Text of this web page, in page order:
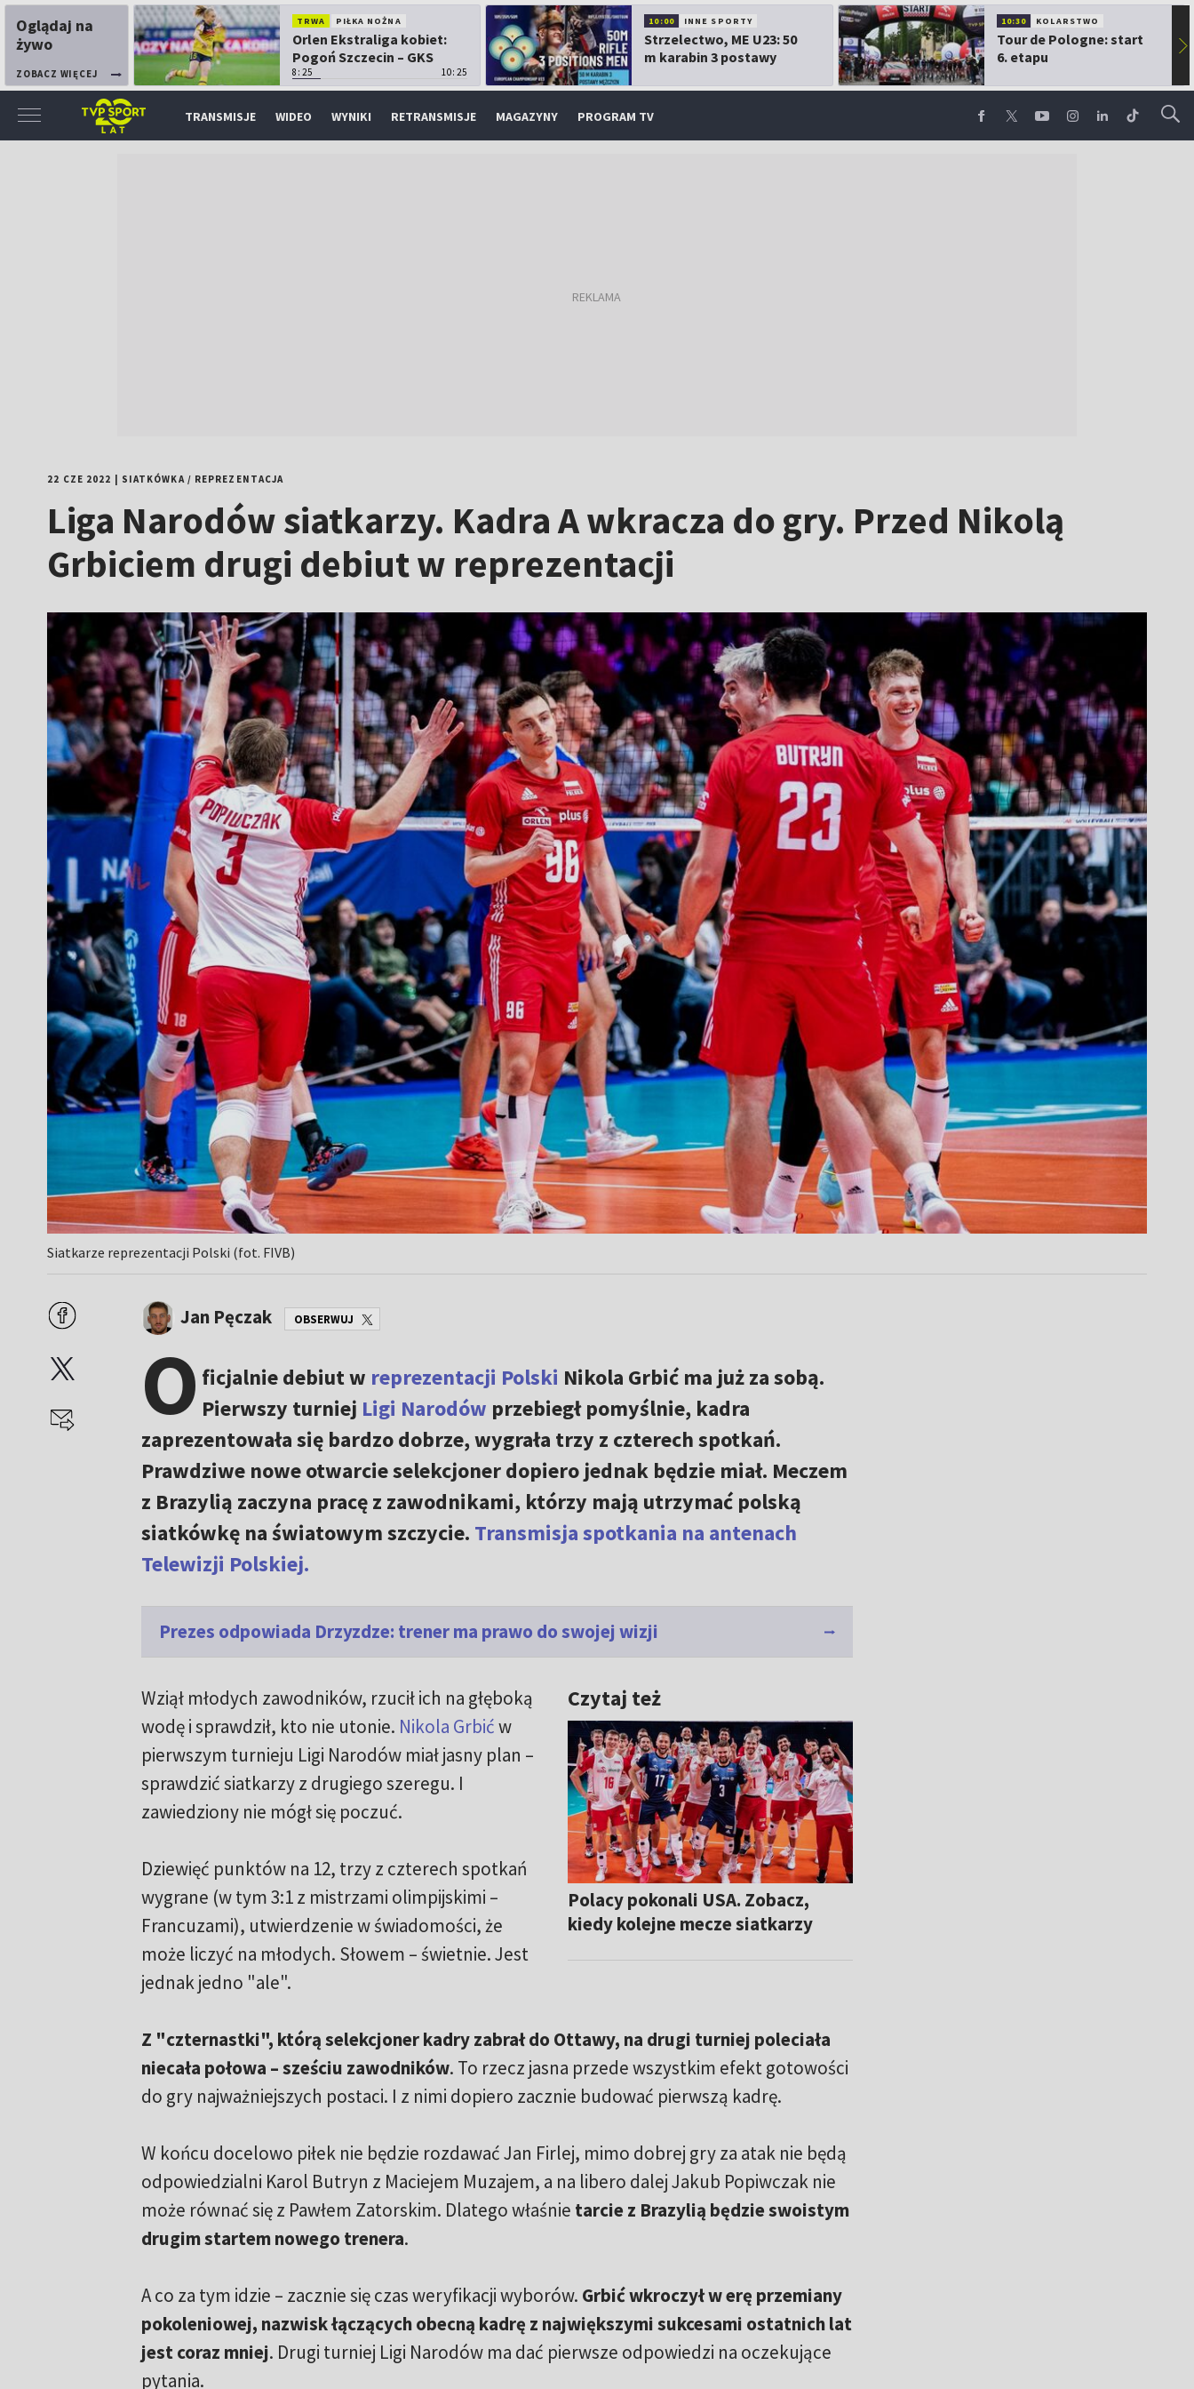
Oglądaj na
żywo
ZOBACZ WIĘCEJ
TRWA PIŁKA NOŻNA
Orlen Ekstraliga kobiet:
Pogoń Szczecin – GKS
Górnik Łęczna
8:25 10:25
10:00 INNE SPORTY
Strzelectwo, ME U23: 50
m karabin 3 postawy
10:30 KOLARSTWO
Tour de Pologne: start
6. etapu
▶
TRANSMISJE WIDEO WYNIKI RETRANSMISJE MAGAZYNY PROGRAM TV
22 CZE 2022 SIATKÓWKA/ REPREZENTACJA
Liga Narodów siatkarzy. Kadra A wkracza do gry. Przed Nikolą
Grbiciem drugi debiut w reprezentacji
Siatkarze reprezentacji Polski (fot. FIVB)
Jan Pęczak OBSERWUJ
O ficjalnie debiut w reprezentacji Polski Nikola Grbić ma już za sobą.
Pierwszy turniej Ligi Narodów przebiegł pomyślnie, kadra
zaprezentowała się bardzo dobrze, wygrała trzy z czterech spotkań.
Prawdziwe nowe otwarcie selekcjoner dopiero jednak będzie miał. Meczem
z Brazylią zaczyna pracę z zawodnikami, którzy mają utrzymać polską
siatkówkę na światowym szczycie. Transmisja spotkania na antenach
Telewizji Polskiej.
Prezes odpowiada Drzyzdze: trener ma prawo do swojej wizji
Czytaj też
Polacy pokonali USA. Zobacz,
kiedy kolejne mecze siatkarzy
Wziął młodych zawodników, rzucił ich na głęboką
wodę i sprawdził, kto nie utonie. Nikola Grbićw
pierwszym turnieju Ligi Narodów miał jasny plan –
sprawdzić siatkarzy z drugiego szeregu. I
zawiedziony nie mógł się poczuć.
Dziewięć punktów na 12, trzy z czterech spotkań
wygrane (w tym 3:1 z mistrzami olimpijskimi –
Francuzami), utwierdzenie w świadomości, że
może liczyć na młodych. Słowem – świetnie. Jest
jednak jedno "ale".
Z "czternastki", którą selekcjoner kadry zabrał do Ottawy, na drugi turniej poleciała
niecała połowa – sześciu zawodników. To rzecz jasna przede wszystkim efekt gotowości
do gry najważniejszych postaci. I z nimi dopiero zacznie budować pierwszą kadrę.
W końcu docelowo piłek nie będzie rozdawać Jan Firlej, mimo dobrej gry za atak nie będą
odpowiedzialni Karol Butryn z Maciejem Muzajem, a na libero dalej Jakub Popiwczak nie
może równać się z Pawłem Zatorskim. Dlatego właśnie tarcie z Brazylią będzie swoistym
drugim startem nowego trenera.
A co za tym idzie – zacznie się czas weryfikacji wyborów. Grbić wkroczył w erę przemiany
pokoleniowej, nazwisk łączących obecną kadrę z największymi sukcesami ostatnich lat
jest coraz mniej. Drugi turniej Ligi Narodów ma dać pierwsze odpowiedzi na oczekujące
pytania.